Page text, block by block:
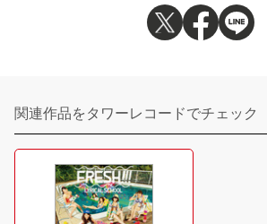
関連作品をタワーレコードでチェック